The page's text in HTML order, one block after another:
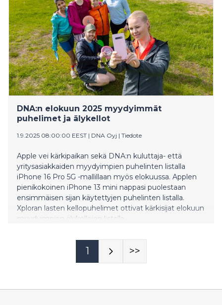
puhelinten listalla iPhone 12 5G -mallillaan.
Ensimmäinen sija syyskuun myydyimpien älykellojen
listalla meni puolestaan lasten Xplora XGO2 -
kellopuhelimelle. Kolmannen kvartaalin myydyimmän
tietokoneen paikan nappasi Applen MacBook Air 13"
M4.
DNA:n elokuun 2025 myydyimmät
puhelimet ja älykellot
1.9.2025 08:00:00 EEST | DNA Oyj | Tiedote
Apple vei kärkipaikan sekä DNA:n kuluttaja- että
yritysasiakkaiden myydyimpien puhelinten listalla
iPhone 16 Pro 5G -mallillaan myös elokuussa. Applen
pienikokoinen iPhone 13 mini nappasi puolestaan
ensimmäisen sijan käytettyjen puhelinten listalla.
Xploran lasten kellopuhelimet ottivat kärkisijat elokuun
myydyimpien älykellojen listalla.
1 >>